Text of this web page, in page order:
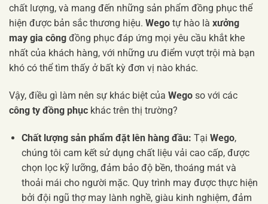
chất lượng, và mang đến những sản phẩm đồng phục thể
hiện được bản sắc thương hiệu. Wego tự hào là xưởng
may gia công đồng phục đáp ứng mọi yêu cầu khắt khe
nhất của khách hàng, với những ưu điểm vượt trội mà bạn
khó có thể tìm thấy ở bất kỳ đơn vị nào khác.
Vậy, điều gì làm nên sự khác biệt của Wego so với các
công ty đồng phục khác trên thị trường?
Chất lượng sản phẩm đặt lên hàng đầu: Tại Wego,
chúng tôi cam kết sử dụng chất liệu vải cao cấp, được
chọn lọc kỹ lưỡng, đảm bảo độ bền, thoáng mát và
thoải mái cho người mặc. Quy trình may được thực hiện
bởi đội ngũ thợ may lành nghề, giàu kinh nghiệm, đảm